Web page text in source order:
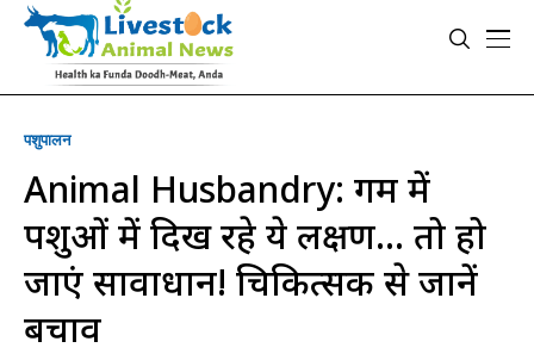
पशुपालन
Animal Husbandry: गर्मी में
पशुओं में दिख रहे ये लक्षण… तो हो
जाएं सावाधान! चिकित्सक से जानें
बचाव